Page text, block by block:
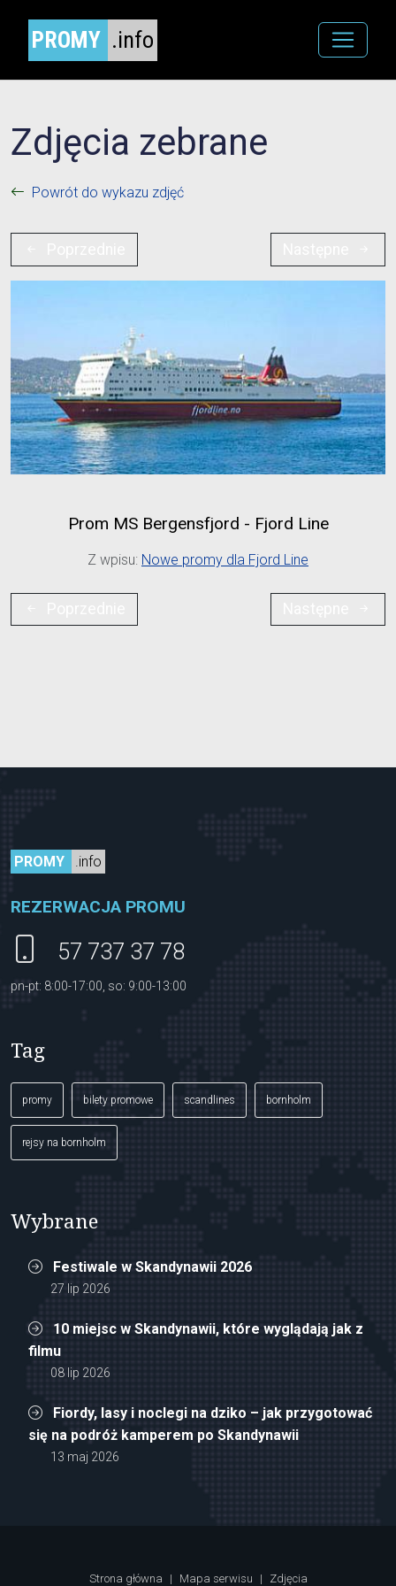
PROMY .info
Zdjęcia zebrane
Powrót do wykazu zdjęć
Prom MS Bergensfjord - Fjord Line
Z wpisu: Nowe promy dla Fjord Line
PROMY .info
REZERWACJA PROMU
57 737 37 78
pn-pt: 8:00-17:00, so: 9:00-13:00
Tag
promy bilety promowe scandlines bornholm
rejsy na bornholm
Wybrane
Festiwale w Skandynawii 2026
27 lip 2026
10 miejsc w Skandynawii, które wyglądają jak z
filmu
08 lip 2026
Fiordy, lasy i noclegi na dziko – jak przygotować
się na podróż kamperem po Skandynawii
13 maj 2026
Strona główna | Mapa serwisu | Zdjęcia